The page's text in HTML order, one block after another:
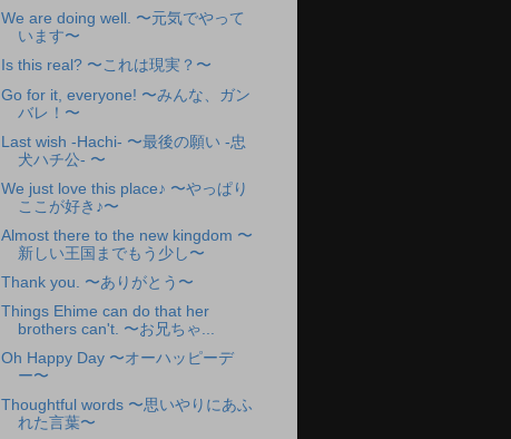
We are doing well. 〜元気でやって
います〜
Is this real? 〜これは現実？〜
Go for it, everyone! 〜みんな、ガン
バレ！〜
Last wish -Hachi- 〜最後の願い -忠
犬ハチ公- 〜
We just love this place♪ 〜やっぱり
ここが好き♪〜
Almost there to the new kingdom 〜
新しい王国までもう少し〜
Thank you. 〜ありがとう〜
Things Ehime can do that her
brothers can't. 〜お兄ちゃ...
Oh Happy Day 〜オーハッピーデ
ー〜
Thoughtful words 〜思いやりにあふ
れた言葉〜